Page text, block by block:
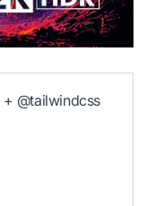
+ @tailwindcss